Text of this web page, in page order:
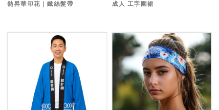
熱昇華印花｜鐵絲髮帶 成人 工字圍裙